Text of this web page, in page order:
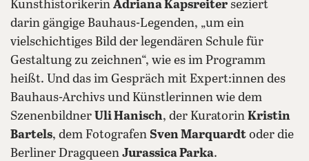
Kunsthistorikerin Adriana Kapsreiter seziert
darin gängige Bauhaus-Legenden, „um ein
vielschichtiges Bild der legendären Schule für
Gestaltung zu zeichnen“, wie es im Programm
heißt. Und das im Gespräch mit Expert:innen des
Bauhaus-Archivs und Künstlerinnen wie dem
Szenenbildner Uli Hanisch, der Kuratorin Kristin
Bartels, dem Fotografen Sven Marquardt oder die
Berliner Dragqueen Jurassica Parka.